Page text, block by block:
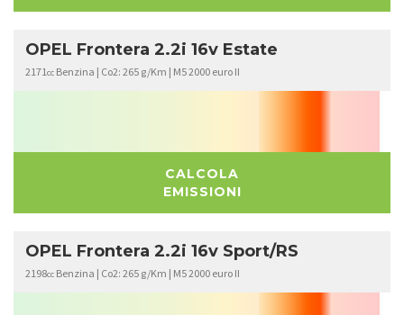
OPEL Frontera 2.2i 16v Estate
2171cc Benzina | Co2: 265 g/Km | M5 2000 euro II
CALCOLA
EMISSIONI
OPEL Frontera 2.2i 16v Sport/RS
2198cc Benzina | Co2: 265 g/Km | M5 2000 euro II